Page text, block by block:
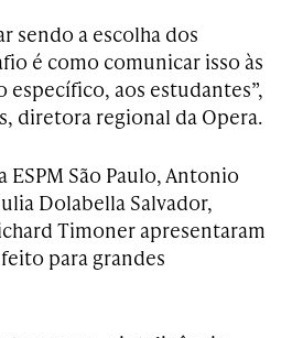
sendo a escolha dos
é como comunicar isso às
específico, aos estudantes”,
diretora regional da Opera.
ESPM São Paulo, Antonio
Dolabella Salvador,
Timoner apresentaram
para grandes